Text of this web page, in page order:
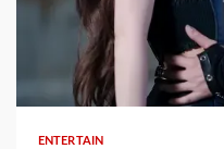
1 min read
ENTERTAIN